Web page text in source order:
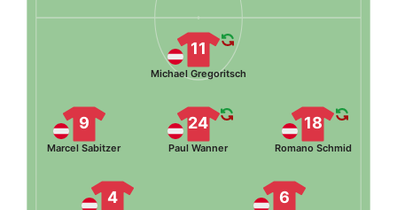
4 6
9
Marcel Sabitzer
24
Paul Wanner
18
Romano Schmid
11
Michael Gregoritsch